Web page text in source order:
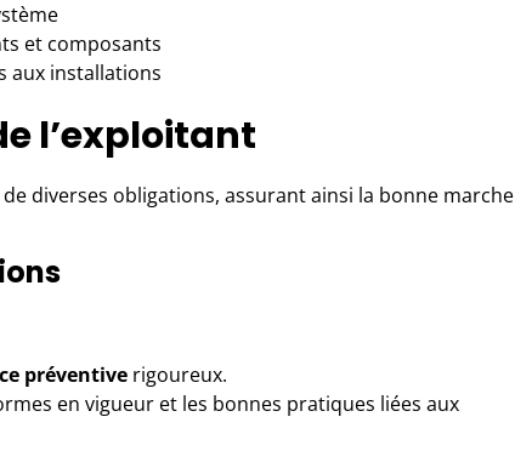
et composants
aux installations
l’exploitant
diverses obligations, assurant ainsi la bonne marche
préventive rigoureux.
en vigueur et les bonnes pratiques liées aux